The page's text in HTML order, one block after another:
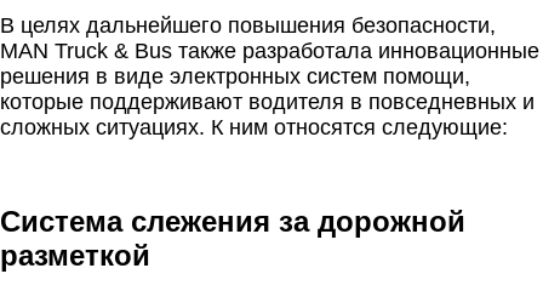
В целях дальнейшего повышения безопасности,
MAN Truck & Bus также разработала инновационные
решения в виде электронных систем помощи,
которые поддерживают водителя в повседневных и
сложных ситуациях. К ним относятся следующие:
Система слежения за дорожной
разметкой